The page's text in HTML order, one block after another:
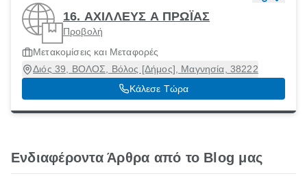
16. ΑΧΙΛΛΕΥΣ Α ΠΡΩΪΑΣ
Προβολή
Μετακομίσεις και Μεταφορές
Διός 39, ΒΟΛΟΣ, Βόλος [Δήμος], Μαγνησία, 38222
Κάλεσε Τώρα
Ενδιαφέροντα Άρθρα από το Blog μας